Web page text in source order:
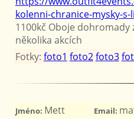
kolenni-chranice-mysky-
1100kč Oboje dohromady
několika akcích
Fotky: foto1 foto2foto3
Jméno: Mett Email: